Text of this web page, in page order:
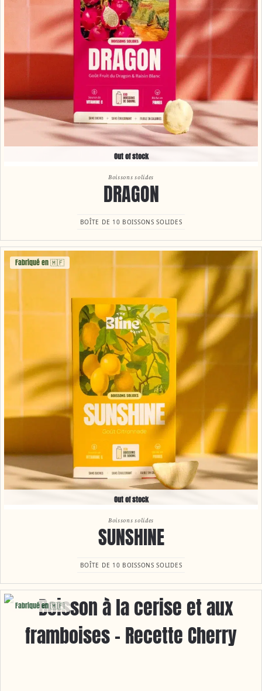
Out of stock
Boissons solides
DRAGON
BOÎTE DE 10 BOISSONS SOLIDES
Fabriqué en 🇲🇫
Out of stock
Boissons solides
SUNSHINE
BOÎTE DE 10 BOISSONS SOLIDES
Fabriqué en 🇲🇫